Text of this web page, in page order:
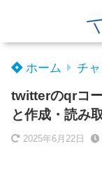
ホーム チ
twitterのqrコ
と作成・読み
2025年6月22日